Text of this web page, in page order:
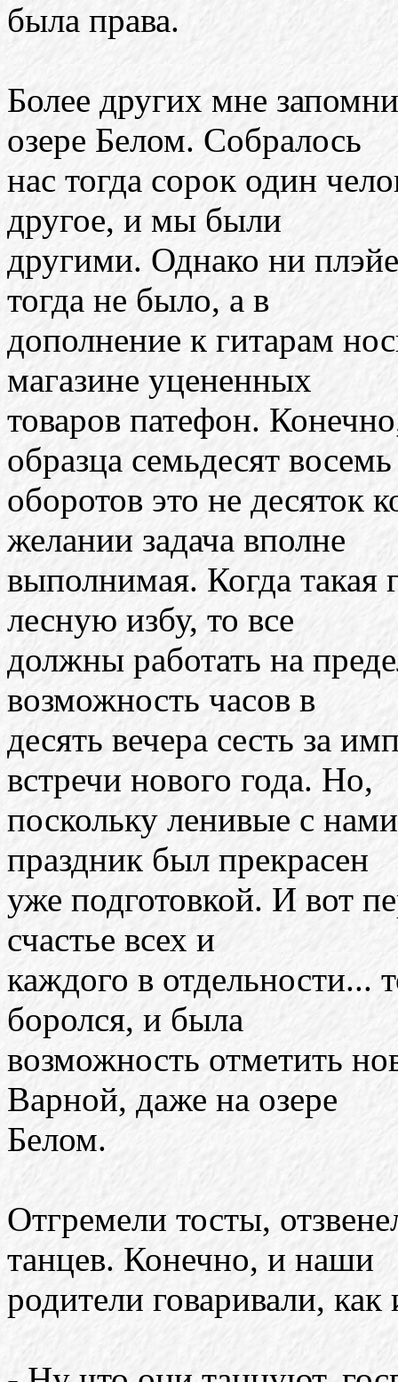
была права.
Более других мне
озере Белом. Собралось
нас тогда сорок один
другое, и мы были
другими. Однако ни
тогда не было, а в
дополнение к гитарам
магазине уцененных
товаров патефон.
образца семьдесят восемь
оборотов это не десяток
желании задача вполне
выполнимая. Когда
лесную избу, то все
должны работать на
возможность часов в
десять вечера сесть за
встречи нового года. Но,
поскольку ленивые с
праздник был прекрасен
уже подготовкой. И вот
счастье всех и
каждого в отдельности...
боролся, и была
возможность отметить
Варной, даже на озере
Белом.
Отгремели тосты,
танцев. Конечно, и наши
родители говаривали,